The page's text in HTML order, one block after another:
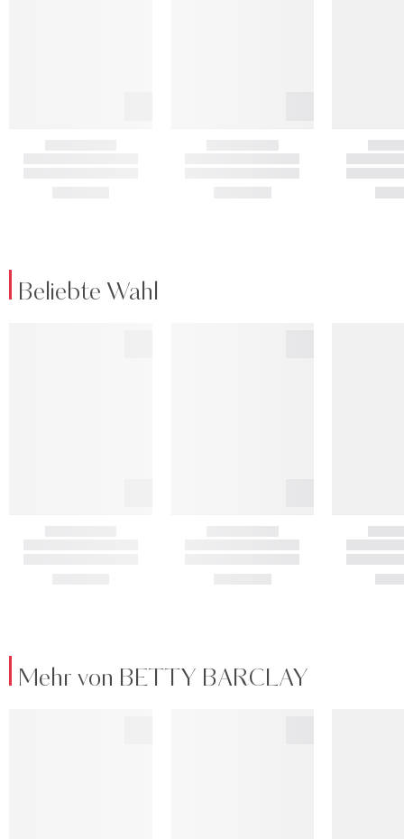
Beliebte Wahl
Mehr von BETTY BARCLAY